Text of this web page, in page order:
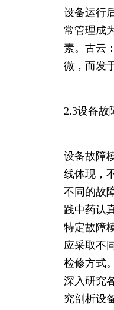
设备运行
常管理成
素。古云
微，而发
2.3设备故
设备故障
线体现，
不同的故
践中药认
特定故障
应采取不
检修方式
深入研究
究剖析设